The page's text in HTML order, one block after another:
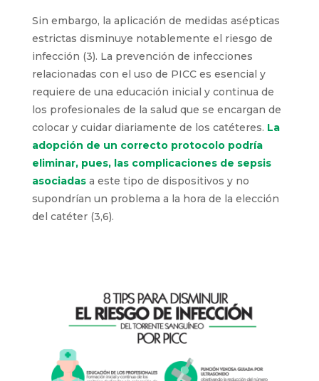
Sin embargo, la aplicación de medidas asépticas
estrictas disminuye notablemente el riesgo de
infección (3). La prevención de infecciones
relacionadas con el uso de PICC es esencial y
requiere de una educación inicial y continua de
los profesionales de la salud que se encargan de
colocar y cuidar diariamente de los catéteres. La
adopción de un correcto protocolo podría
eliminar, pues, las complicaciones de sepsis
asociadasa este tipo de dispositivos y no
supondrían un problema a la hora de la elección
del catéter (3,6).